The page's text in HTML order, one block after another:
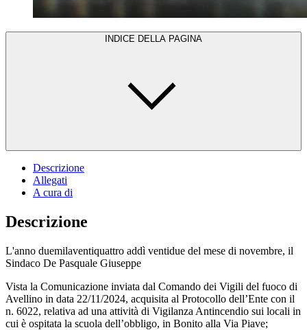
INDICE DELLA PAGINA
Descrizione
Allegati
A cura di
Descrizione
L'anno duemilaventiquattro addì ventidue del mese di novembre, il
Sindaco De Pasquale Giuseppe
Vista la Comunicazione inviata dal Comando dei Vigili del fuoco di
Avellino in data 22/11/2024, acquisita al Protocollo dell’Ente con il
n. 6022, relativa ad una attività di Vigilanza Antincendio sui locali in
cui è ospitata la scuola dell’obbligo, in Bonito alla Via Piave;